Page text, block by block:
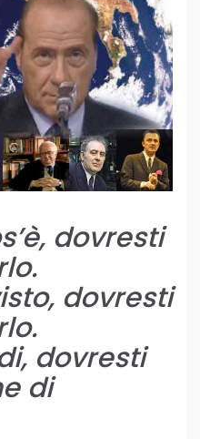
dovresti
dovresti
dovresti
di